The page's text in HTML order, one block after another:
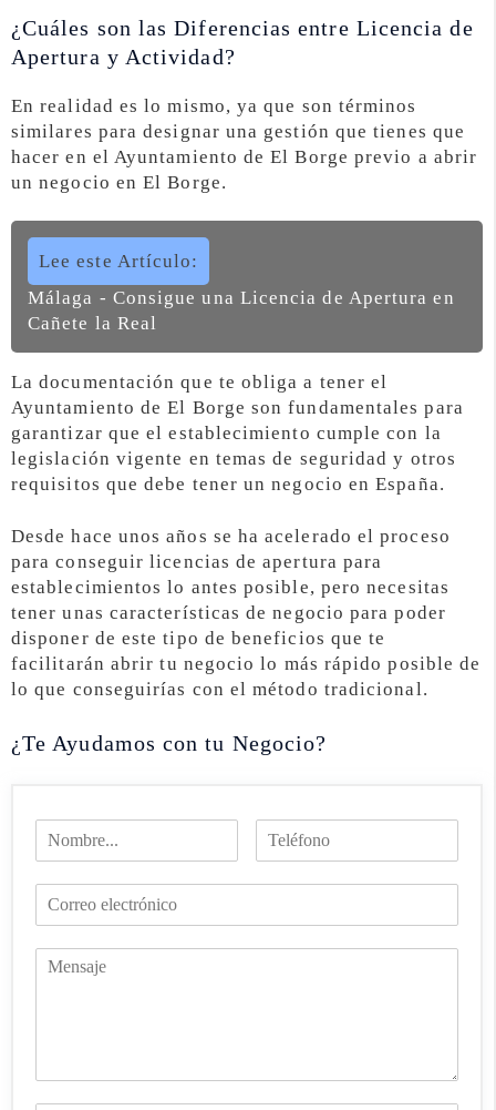
¿Cuáles son las Diferencias entre Licencia de
Apertura y Actividad?
En realidad es lo mismo, ya que son términos
similares para designar una gestión que tienes que
hacer en el Ayuntamiento de El Borge previo a abrir
un negocio en El Borge.
Lee este Artículo:
Málaga - Consigue una Licencia de Apertura en
Cañete la Real
La documentación que te obliga a tener el
Ayuntamiento de El Borge son fundamentales para
garantizar que el establecimiento cumple con la
legislación vigente en temas de seguridad y otros
requisitos que debe tener un negocio en España.
Desde hace unos años se ha acelerado el proceso
para conseguir licencias de apertura para
establecimientos lo antes posible, pero necesitas
tener unas características de negocio para poder
disponer de este tipo de beneficios que te
facilitarán abrir tu negocio lo más rápido posible de
lo que conseguirías con el método tradicional.
¿Te Ayudamos con tu Negocio?